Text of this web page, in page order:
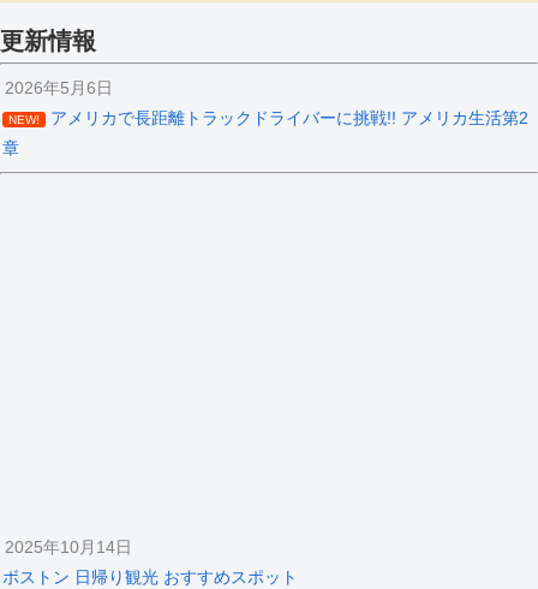
更新情報
2026年5月6日
NEW!
アメリカで長距離トラックドライバーに挑戦!! アメリカ生活第2
章
2025年10月14日
ボストン 日帰り観光 おすすめスポット